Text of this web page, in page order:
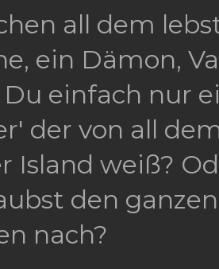
all dem
ein Dämon,
einfach nur
der von all
Island weiß?
den
nach?